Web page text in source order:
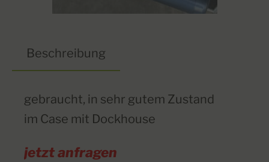
Beschreibung
gebraucht, in sehr gutem Zustand
im Case mit Dockhouse
jetzt anfragen